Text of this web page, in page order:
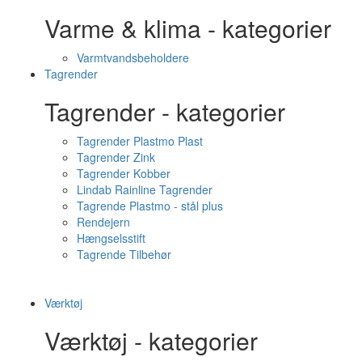
Varme & klima - kategorier
Varmtvandsbeholdere
Tagrender
Tagrender - kategorier
Tagrender Plastmo Plast
Tagrender Zink
Tagrender Kobber
Lindab Rainline Tagrender
Tagrende Plastmo - stål plus
Rendejern
Hængselsstift
Tagrende Tilbehør
Værktøj
Værktøj - kategorier